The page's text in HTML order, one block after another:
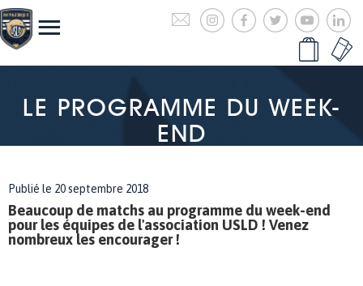
LE PROGRAMME DU WEEK-
END
Publié le 20 septembre 2018
Beaucoup de matchs au programme du week-end
pour les équipes de l'association USLD ! Venez
nombreux les encourager !